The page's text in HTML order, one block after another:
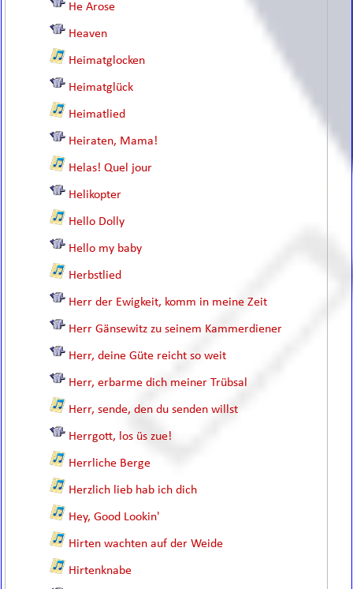
He Arose
Heaven
Heimatglocken
Heimatglück
Heimatlied
Heiraten, Mama!
Helas! Quel jour
Helikopter
Hello Dolly
Hello my baby
Herbstlied
Herr der Ewigkeit, komm in meine Zeit
Herr Gänsewitz zu seinem Kammerdiener
Herr, deine Güte reicht so weit
Herr, erbarme dich meiner Trübsal
Herr, sende, den du senden willst
Herrgott, los üs zue!
Herrliche Berge
Herzlich lieb hab ich dich
Hey, Good Lookin'
Hirten wachten auf der Weide
Hirtenknabe